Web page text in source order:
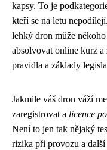
kapsy. To je
kteří se na letu
lehký dron může
absolvovat online kurz a
pravidla a základy
Jakmile váš dron váží
zaregistrovat a licence
Není to jen tak nějaký
rizika při provozu a